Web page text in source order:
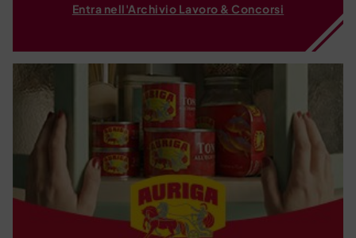
Entra nell'Archivio Lavoro & Concorsi